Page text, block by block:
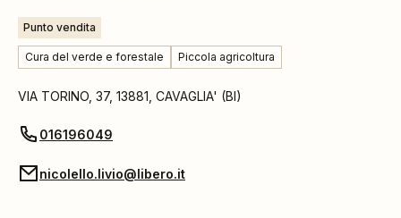
Punto vendita
Cura del verde e forestale Piccola agricoltura
VIA TORINO, 37, 13881 CAVAGLIA' (BI)
016196049
nicolello.livio@libero.it